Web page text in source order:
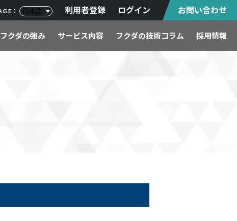
： 利用者登録 ログイン お問い合わせ
フクダの強み サービス内容 フクダの技術コラム 採用情報